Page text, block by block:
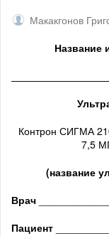
Макакгонов
Название
Контрон СИГМА
7,5
(название
Врач
Пациент